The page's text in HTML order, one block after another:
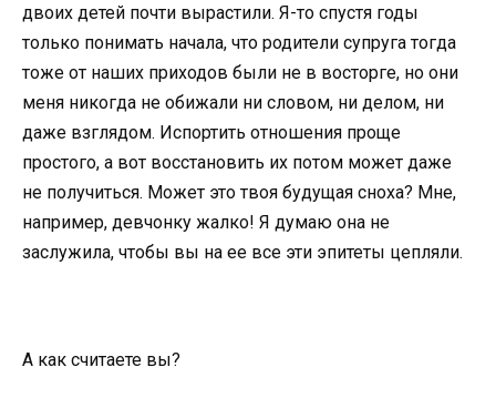
двоих детей почти вырастили. Я-то спустя годы
только понимать начала, что родители супруга тогда
тоже от наших приходов были не в восторге, но они
меня никогда не обижали ни словом, ни делом, ни
даже взглядом. Испортить отношения проще
простого, а вот восстановить их потом может даже
не получиться. Может это твоя будущая сноха? Мне,
например, девчонку жалко! Я думаю она не
заслужила, чтобы вы на ее все эти эпитеты цепляли.
А как считаете вы?